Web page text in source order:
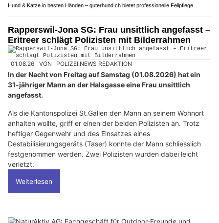
Hund & Katze in besten Händen – guterhund.ch bietet professionelle Fellpflege
Rapperswil-Jona SG: Frau unsittlich angefasst –
Eritreer schlägt Polizisten mit Bilderrahmen
01.08.26 VON POLIZEI.NEWS REDAKTION
In der Nacht von Freitag auf Samstag (01.08.2026) hat ein
31-jähriger Mann an der Halsgasse eine Frau unsittlich
angefasst.
Als die Kantonspolizei St.Gallen den Mann an seinem Wohnort
anhalten wollte, griff er einen der beiden Polizisten an. Trotz
heftiger Gegenwehr und des Einsatzes eines
Destabilisierungsgeräts (Taser) konnte der Mann schliesslich
festgenommen werden. Zwei Polizisten wurden dabei leicht
verletzt.
Weiterlesen